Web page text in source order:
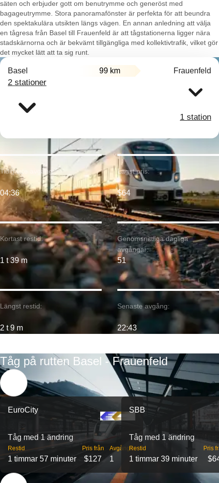
säten och erbjuder gott om benutrymme och generöst med
bagageutrymme. Stora panoramafönster är perfekta för att beundra
den spektakulära utsikten längs vägen. En annan anledning att välja
en tågresa från Basel till Frauenfeld är att tågstationerna ligger nära
stadskärnorna och är bekvämt tillgängliga med kollektivtrafik, vilket gör
det mycket lätt att ta sig runt.
Basel 99 km Frauenfeld
2 stationer
1 station
Kortast restid:
1 t 39 m
Tidigaste avgång:
04:36
Längst restid:
2 t 9 m
Lägst pris:
$64
Genomsnittliga dagliga
avgångar:
51
Senaste avgång:
22:43
Tåg på rutten Basel - Frauenfeld
EuroCity
Tåg med 1 ändring
Restid
1 timmar 57 minuter
Pris från
$127
Avgångar
1
SBB
Tåg med 1 ändring
Restid
1 timmar 39 minuter
Pris